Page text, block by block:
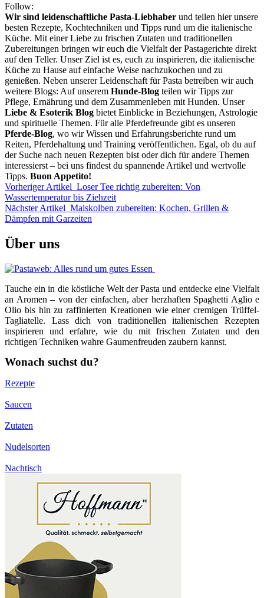
Follow:
Wir sind leidenschaftliche Pasta-Liebhaber und teilen hier unsere
besten Rezepte, Kochtechniken und Tipps rund um die italienische
Küche. Mit einer Liebe zu frischen Zutaten und traditionellen
Zubereitungen bringen wir euch die Vielfalt der Pastagerichte direkt
auf den Teller. Unser Ziel ist es, euch zu inspirieren, die italienische
Küche zu Hause auf einfache Weise nachzukochen und zu
genießen. Neben unserer Leidenschaft für Pasta betreiben wir auch
weitere Blogs: Auf unserem Hunde-Blog teilen wir Tipps zur
Pflege, Ernährung und dem Zusammenleben mit Hunden. Unser
Liebe & Esoterik Blog bietet Einblicke in Beziehungen, Astrologie
und spirituelle Themen. Für alle Pferdefreunde gibt es unseren
Pferde-Blog, wo wir Wissen und Erfahrungsberichte rund um
Reiten, Pferdehaltung und Training veröffentlichen. Egal, ob du auf
der Suche nach neuen Rezepten bist oder dich für andere Themen
interessierst – bei uns findest du spannende Artikel und wertvolle
Tipps. Buon Appetito!
Vorheriger Artikel Loser Tee richtig zubereiten: Von
Wassertemperatur bis Ziehzeit
Nächster Artikel Maiskolben zubereiten: Kochen, Grillen &
Dämpfen mit Garzeiten
Über uns
Tauche ein in die köstliche Welt der Pasta und entdecke eine Vielfalt
an Aromen – von der einfachen, aber herzhaften Spaghetti Aglio e
Olio bis hin zu raffinierten Kreationen wie einer cremigen Trüffel-
Tagliatelle. Lass dich von traditionellen italienischen Rezepten
inspirieren und erfahre, wie du mit frischen Zutaten und den
richtigen Techniken wahre Gaumenfreuden zaubern kannst.
Wonach suchst du?
Rezepte
Saucen
Zutaten
Nudelsorten
Nachtisch